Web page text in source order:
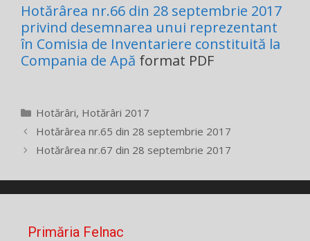
Hotărârea nr.66 din 28 septembrie 2017
privind desemnarea unui reprezentant
în Comisia de Inventariere constituită la
Compania de Apă format PDF
Categorii
Hotărâri, Hotărâri 2017
Hotărârea nr.65 din 28 septembrie 2017
Hotărârea nr.67 din 28 septembrie 2017
Primăria Felnac